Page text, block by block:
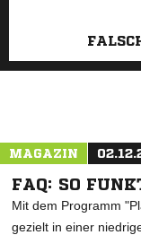
MAGAZIN
FAQ: SO
Mit dem Programm
gezielt in einer